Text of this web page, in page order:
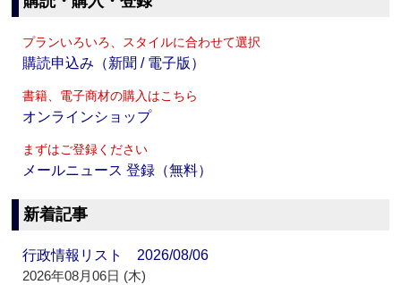
プランいろいろ、スタイルに合わせて選択
購読申込み（新聞 / 電子版）
書籍、電子商材の購入はこちら
オンラインショップ
まずはご登録ください
メールニュース 登録（無料）
新着記事
行政情報リスト 2026/08/06
2026年08月06日 (木)